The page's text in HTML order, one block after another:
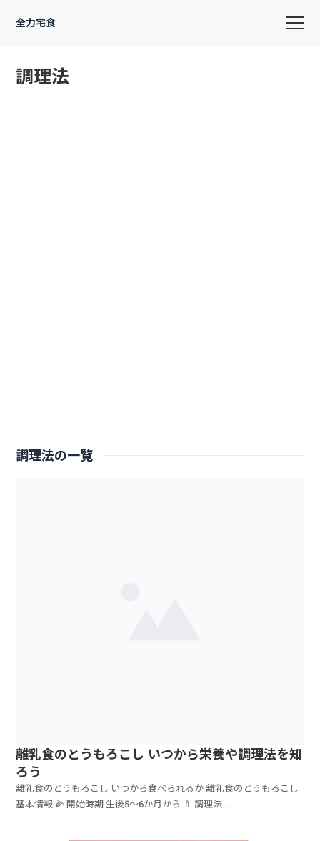
全力宅食
調理法
調理法の一覧
離乳食のとうもろこし いつから栄養や調理法を知
ろう
離乳食のとうもろこし いつから食べられるか 離乳食のとうもろこし
基本情報 🌽 開始時期 生後5～6か月から 🍼 調理法 ...